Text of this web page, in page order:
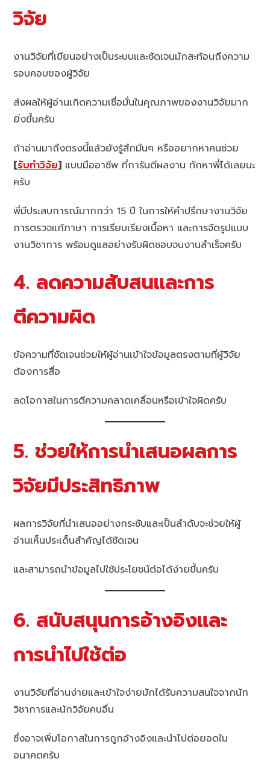
วิจัย
งานวิจัยที่เขียนอย่างเป็นระบบและชัดเจนมักสะท้อนถึงความ
รอบคอบของผู้วิจัย
ส่งผลให้ผู้อ่านเกิดความเชื่อมั่นในคุณภาพของงานวิจัยมาก
ยิ่งขึ้นครับ
ถ้าอ่านมาถึงตรงนี้แล้วยังรู้สึกมึนๆ หรืออยากหาคนช่วย
[รับทำวิจัย] แบบมืออาชีพ ที่การันตีผลงาน ทักหาพี่ได้เลยนะ
ครับ
พี่มีประสบการณ์มากกว่า 15 ปี ในการให้คำปรึกษางานวิจัย
การตรวจแก้ภาษา การเรียบเรียงเนื้อหา และการจัดรูปแบบ
งานวิชาการ พร้อมดูแลอย่างรับผิดชอบจนงานสำเร็จครับ
4. ลดความสับสนและการ
ตีความผิด
ข้อความที่ชัดเจนช่วยให้ผู้อ่านเข้าใจข้อมูลตรงตามที่ผู้วิจัย
ต้องการสื่อ
ลดโอกาสในการตีความคลาดเคลื่อนหรือเข้าใจผิดครับ
5. ช่วยให้การนำเสนอผลการ
วิจัยมีประสิทธิภาพ
ผลการวิจัยที่นำเสนออย่างกระชับและเป็นลำดับจะช่วยให้ผู้
อ่านเห็นประเด็นสำคัญได้ชัดเจน
และสามารถนำข้อมูลไปใช้ประโยชน์ต่อได้ง่ายขึ้นครับ
6. สนับสนุนการอ้างอิงและ
การนำไปใช้ต่อ
งานวิจัยที่อ่านง่ายและเข้าใจง่ายมักได้รับความสนใจจากนัก
วิชาการและนักวิจัยคนอื่น
ซึ่งอาจเพิ่มโอกาสในการถูกอ้างอิงและนำไปต่อยอดใน
อนาคตครับ